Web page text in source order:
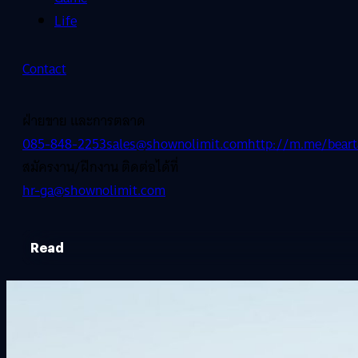
Life
Contact
ฝ่ายขาย และการตลาด
085-848-2253sales@shownolimit.comhttp://m.me/
สมัครงาน/ฝึกงาน ติดต่อได้ที่
hr-ga@shownolimit.com
Read